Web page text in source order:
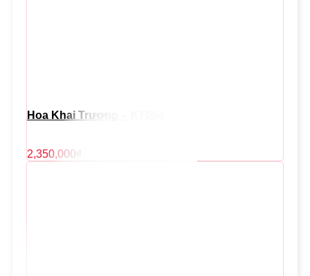
Hoa Khai Trương – KT064
2,350,000₫